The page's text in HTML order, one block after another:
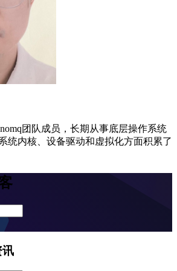
团队成员，长期从事底层操作系统
统内核、设备驱动和虚拟化方面积累了
讯